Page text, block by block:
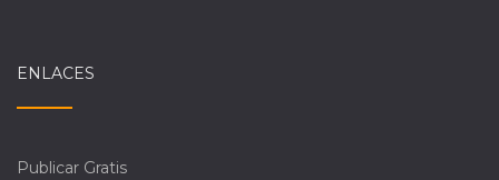
ENLACES
Publicar Gratis